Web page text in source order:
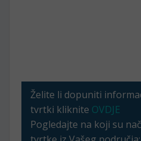
Želite li dopuniti
tvrtki kliknite OVDJE
Pogledajte na koji su